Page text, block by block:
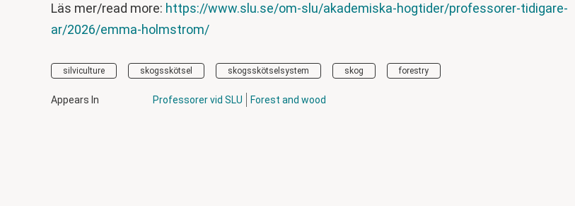
Läs mer/read more: https://www.slu.se/om-slu/akademiska-hogtider/professorer-tidigare-
ar/2026/emma-holmstrom/
silviculture skogsskötsel skogsskötselsystem skog forestry
Appears In Professorer vid SLU Forest and wood